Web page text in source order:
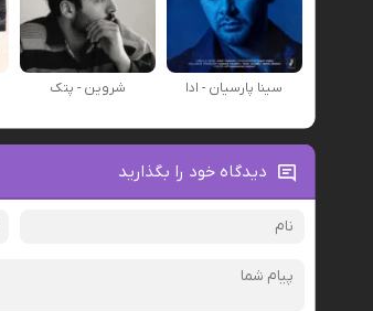
سینا پارسیان - ادا شروین - پتک
دیدگاه خود را بگذارید